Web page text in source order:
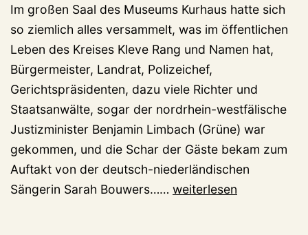
Im großen Saal des Museums Kurhaus hatte sich
so ziemlich alles versammelt, was im öffentlichen
Leben des Kreises Kleve Rang und Namen hat,
Bürgermeister, Landrat, Polizeichef,
Gerichtspräsidenten, dazu viele Richter und
Staatsanwälte, sogar der nordrhein-westfälische
Justizminister Benjamin Limbach (Grüne) war
gekommen, und die Schar der Gäste bekam zum
Auftakt von der deutsch-niederländischen
Sängerin Sarah Bouwers…… Wechsel
weiterlesen